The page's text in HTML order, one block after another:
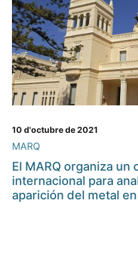
10 d'octubre de 2021
MARQ
El MARQ organiza un
internacional para
aparición del metal